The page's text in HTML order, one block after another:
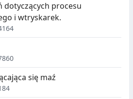
dotyczących procesu
i wtryskarek.
się maź